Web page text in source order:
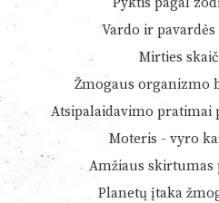
Vardo ir
Mirties
Žmogaus organizmo
Atsipalaidavimo pratimai
Moteris - vyro
Amžiaus skirtumas
Planetų įtaka